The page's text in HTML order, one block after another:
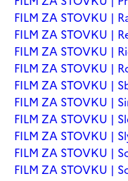
FILM ZA STOVKU |
FILM ZA STOVKU |
FILM ZA STOVKU |
FILM ZA STOVKU |
FILM ZA STOVKU |
FILM ZA STOVKU |
FILM ZA STOVKU |
FILM ZA STOVKU |
FILM ZA STOVKU |
FILM ZA STOVKU |